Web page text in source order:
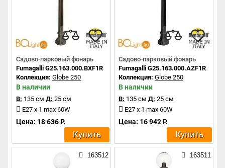
Садово-парковый фонарь
Fumagalli G25.163.000.BXF1R
Коллекция: Globe 250
В наличии
В: 135 см Д: 25 см
E27 x 1 max 60W
Цена: 18 636 Р.
Купить
Садово-парковый фонарь
Fumagalli G25.163.000.AZF1R
Коллекция: Globe 250
В наличии
В: 135 см Д: 25 см
E27 x 1 max 60W
Цена: 16 942 Р.
Купить
163512 163511